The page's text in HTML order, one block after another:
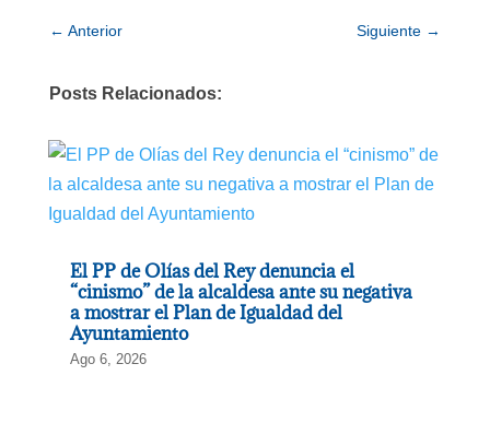
← Anterior Siguiente →
Posts Relacionados:
El PP de Olías del Rey denuncia el
“cinismo” de la alcaldesa ante su negativa
a mostrar el Plan de Igualdad del
Ayuntamiento
Ago 6, 2026